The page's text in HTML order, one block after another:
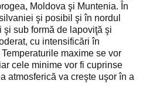
Moldova şi Muntenia. În
şi posibil şi în nordul
sub formă de lapoviţă şi
cu intensificări în
maxime se vor
cele minime vor fi cuprinse
atmosferică va creşte uşor în a